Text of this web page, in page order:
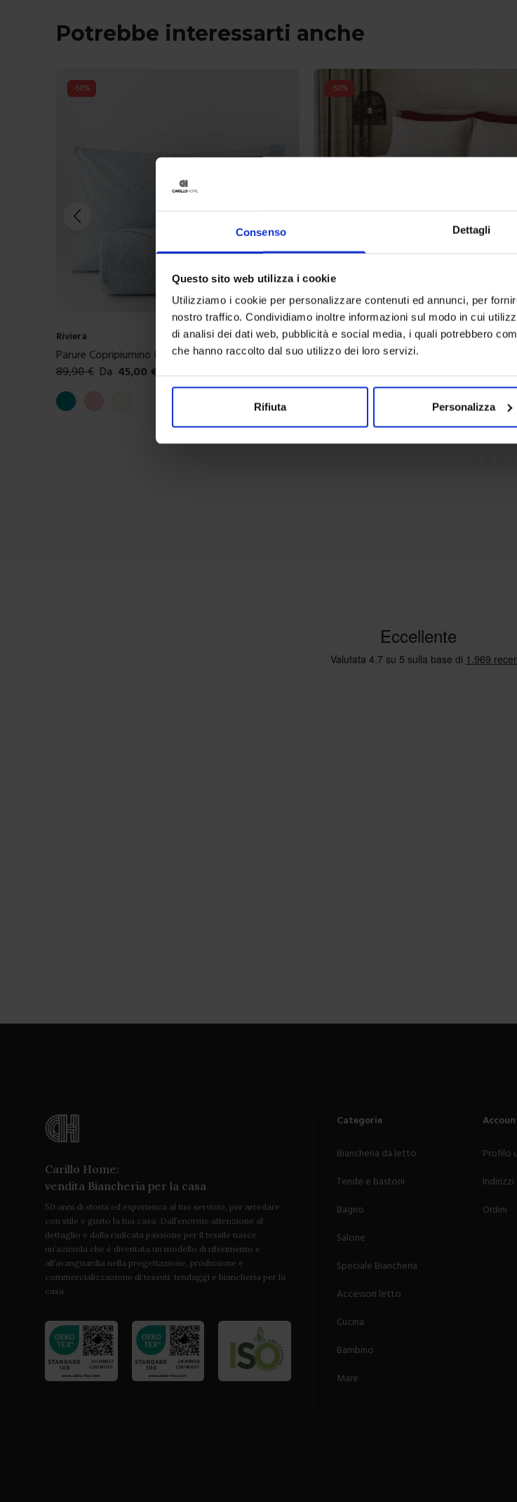
Consenso Dettagli
Questo sito web utilizza i cookie
Utilizziamo i cookie per personalizzare contenuti ed annunci, per
nostro traffico. Condividiamo inoltre informazioni sul modo in cui
di analisi dei dati web, pubblicità e social media, i quali potrebbero
che hanno raccolto dal suo utilizzo dei loro servizi.
Rifiuta Personalizza
Potrebbe interessarti anche
-50%
Linea oro
Trapunta In Microfibra Milot
69,90€ Da 35,00 €
Colori disponibili
Blue
-50%
Riviera
Trapunta In Microfibra Cassio
Colori disponibili
Carillo Home:
vendita Biancheria per la casa
50 anni di storia ed esperienza al tuo servizio, per arredare
con stile e gusto la tua casa. Dall’enorme attenzione al
dettaglio e dalla radicata passione per il tessile nasce
un’azienda che è diventata un modello di riferimento e
all’avanguardia nella progettazione, produzione e
commercializzazione di tessuti, tendaggi e biancheria per la
casa.
Categorie
Biancheria da letto
Tende e bastoni
Bagno
Salone
Speciale Biancheria
Accessori letto
Cucina
Bambino
Mare
Profilo
Indirizzi
Ordini